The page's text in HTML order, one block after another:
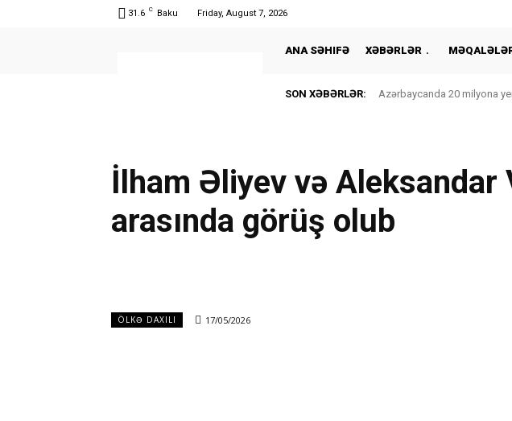
31.6 C Baku Friday, August 7, 2026
ANA SƏHIFƏ XƏBƏRLƏR
SON XƏBƏRLƏR: Azərbaycanda 20 milyona
İlham Əliyev və Aleksandar
arasında görüş olub
ÖLKƏ DAXILI 17/05/2026